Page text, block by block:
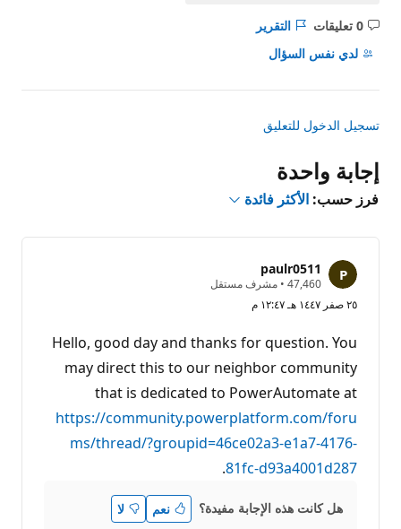
0 تعليقات ليست
هناك
التقرير
لدي نفس السؤال
تسجيل الدخول للتعليق
إجابة واحدة
فرز حسب: الأكثر فائدة
paulr0511
47,460 ن
ا
ا
ل
سُ
م
ع
• مشرف مستقل
٢٥ صفر ١٤٤٧ هـ ١٢:٤٧ م
Hello, good day and thanks for question. You
may direct this to our neighbor community
that is dedicated to PowerAutomate at
https://community.powerplatform.com/foru
ms/thread/?groupid=46ce02a3-e1a7-4176-
81fc-d93a4001d287
.
هل كانت هذه الإجابة مفيدة؟ نعم لا